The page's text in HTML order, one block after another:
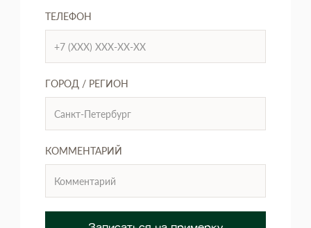
ТЕЛЕФОН
ГОРОД / РЕГИОН
КОММЕНТАРИЙ